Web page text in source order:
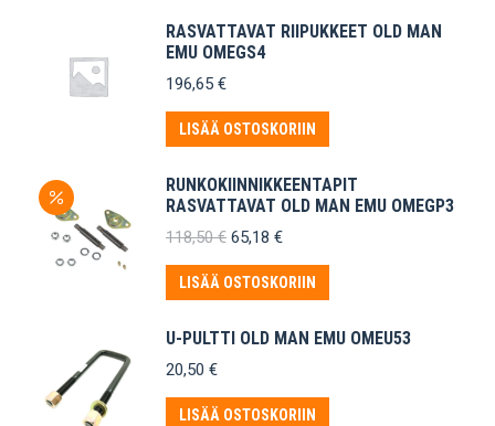
RASVATTAVAT RIIPUKKEET OLD MAN
EMU OMEGS4
196,65 €
LISÄÄ OSTOSKORIIN
RUNKOKIINNIKKEENTAPIT
RASVATTAVAT OLD MAN EMU OMEGP3
118,50€ Alkuperäinen
oli:
118,50 €.
65,18 €Nykyinen
on:
65,18 €.
LISÄÄ OSTOSKORIIN
U-PULTTI OLD MAN EMU OMEU53
20,50 €
LISÄÄ OSTOSKORIIN